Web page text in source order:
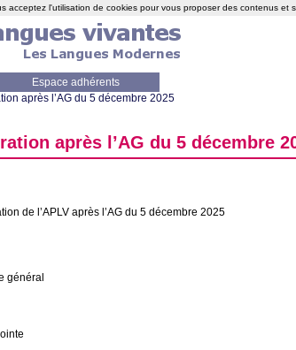
Espace adhérents
après l’AG du 5 décembre 2025
après l’AG du 5 décembre
de l’APLV après l’AG du 5 décembre 2025
général
acceptez l'utilisation de cookies pour vous proposer des contenus et